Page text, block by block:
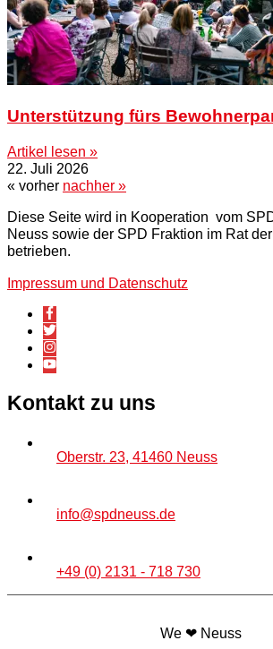
Unterstützung fürs
Artikel lesen »
22. Juli 2026
« vorher nachher »
Diese Seite wird in Kooperation vom
Neuss sowie der SPD Fraktion im Rat
betrieben.
Impressum und Datenschutz
Kontakt zu uns
Oberstr. 23, 41460 Neuss
info@spdneuss.de
+49 (0) 2131 - 718 730
We ❤ Neuss